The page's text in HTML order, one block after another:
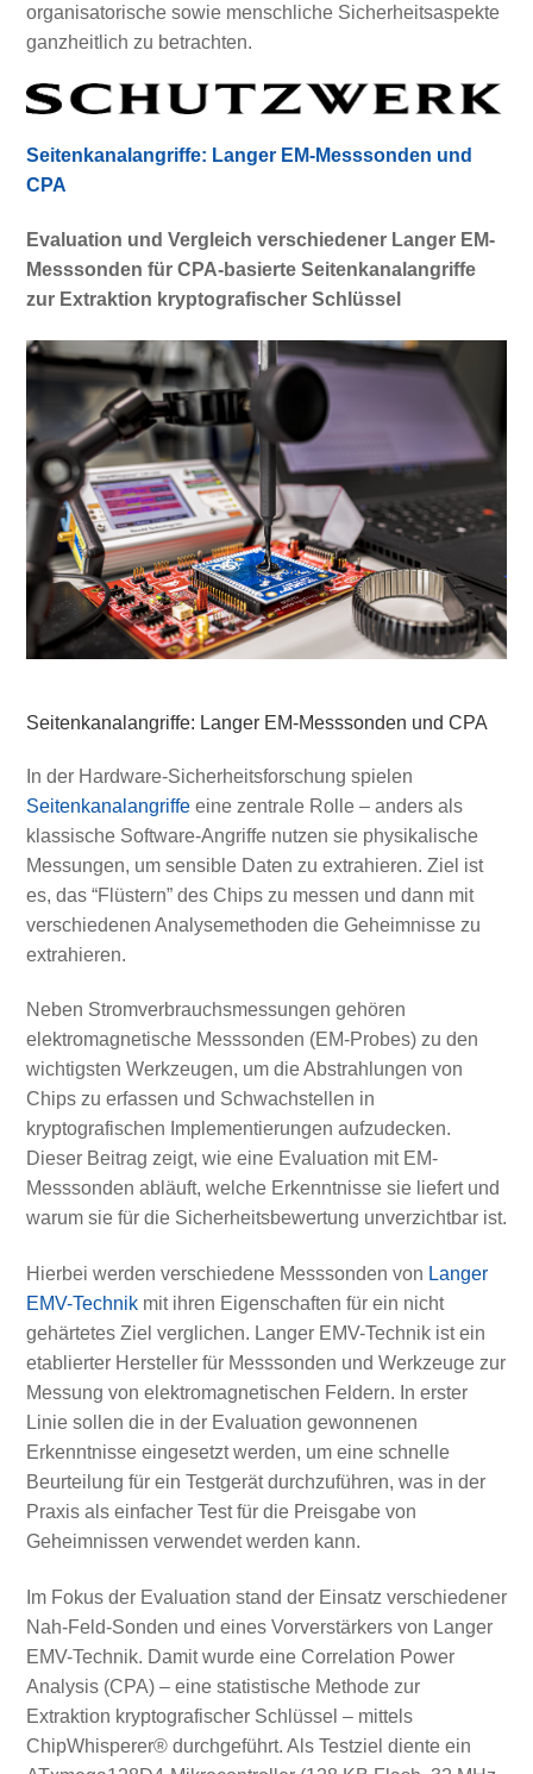
organisatorische sowie menschliche Sicherheitsaspekte
ganzheitlich zu betrachten.
Seitenkanalangriffe: Langer EM-Messsonden und
CPA
Evaluation und Vergleich verschiedener Langer EM-
Messsonden für CPA-basierte Seitenkanalangriffe
zur Extraktion kryptografischer Schlüssel
Seitenkanalangriffe: Langer EM-Messsonden und CPA
In der Hardware-Sicherheitsforschung spielen
Seitenkanalangriffeeine zentrale Rolle – anders als
klassische Software-Angriffe nutzen sie physikalische
Messungen, um sensible Daten zu extrahieren. Ziel ist
es, das “Flüstern” des Chips zu messen und dann mit
verschiedenen Analysemethoden die Geheimnisse zu
extrahieren.
Neben Stromverbrauchsmessungen gehören
elektromagnetische Messsonden (EM-Probes) zu den
wichtigsten Werkzeugen, um die Abstrahlungen von
Chips zu erfassen und Schwachstellen in
kryptografischen Implementierungen aufzudecken.
Dieser Beitrag zeigt, wie eine Evaluation mit EM-
Messsonden abläuft, welche Erkenntnisse sie liefert und
warum sie für die Sicherheitsbewertung unverzichtbar ist.
Hierbei werden verschiedene Messsonden von Langer
EMV-Technikmit ihren Eigenschaften für ein nicht
gehärtetes Ziel verglichen. Langer EMV-Technik ist ein
etablierter Hersteller für Messsonden und Werkzeuge zur
Messung von elektromagnetischen Feldern. In erster
Linie sollen die in der Evaluation gewonnenen
Erkenntnisse eingesetzt werden, um eine schnelle
Beurteilung für ein Testgerät durchzuführen, was in der
Praxis als einfacher Test für die Preisgabe von
Geheimnissen verwendet werden kann.
Im Fokus der Evaluation stand der Einsatz verschiedener
Nah-Feld-Sonden und eines Vorverstärkers von Langer
EMV-Technik. Damit wurde eine Correlation Power
Analysis (CPA) – eine statistische Methode zur
Extraktion kryptografischer Schlüssel – mittels
ChipWhisperer® durchgeführt. Als Testziel diente ein